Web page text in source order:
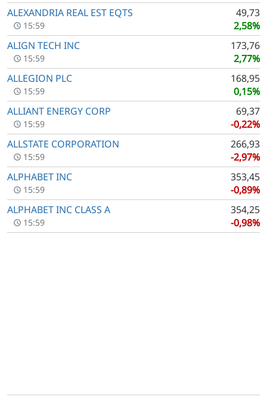
ALEXANDRIA REAL EST EQTS
49,73
2,58%
15:59
ALIGN TECH INC
173,76
2,77%
15:59
ALLEGION PLC
168,95
0,15%
15:59
ALLIANT ENERGY CORP
69,37
-0,22%
15:59
ALLSTATE CORPORATION
266,93
-2,97%
15:59
ALPHABET INC
353,45
-0,89%
15:59
ALPHABET INC CLASS A
354,25
-0,98%
15:59